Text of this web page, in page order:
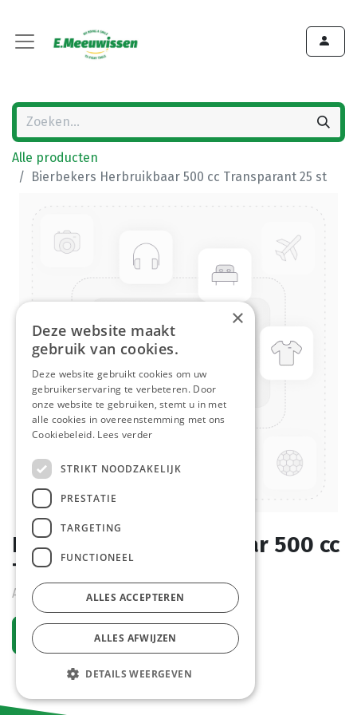
Alle producten
Bierbekers Herbruikbaar 500 cc Transparant 25 st
Bierbekers Herbruikbaar 500 cc
Transparant 25 st
Actief
Vraag een account aan
×
Deze website maakt
gebruik van cookies.
Deze website gebruikt cookies om uw
gebruikerservaring te verbeteren. Door
onze website te gebruiken, stemt u in met
alle cookies in overeenstemming met ons
Cookiebeleid. Lees verder
STRIKT NOODZAKELIJK
PRESTATIE
TARGETING
FUNCTIONEEL
ALLES ACCEPTEREN
ALLES AFWIJZEN
DETAILS WEERGEVEN